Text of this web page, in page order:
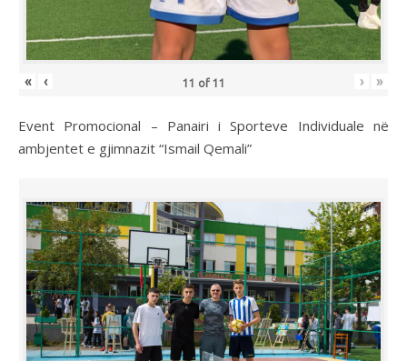
« ‹ 11 of 11 › »
Event Promocional – Panairi i Sporteve Individuale në
ambjentet e gjimnazit “Ismail Qemali”